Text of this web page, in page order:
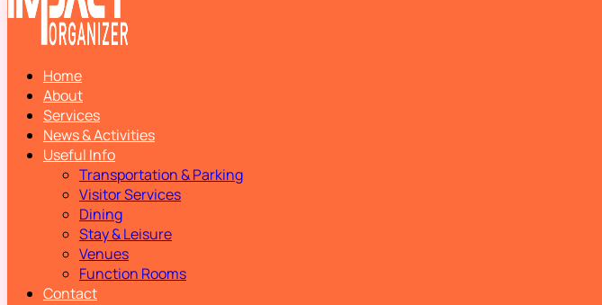
Home
About
Services
News & Activities
Useful Info
Transportation & Parking
Visitor Services
Dining
Stay & Leisure
Venues
Function Rooms
Contact